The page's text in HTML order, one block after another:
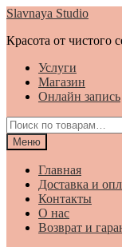
Перейти
навигации
Перейти
содержимому
Slavnaya Studio
Красота от чистого
Услуги
Магазин
Онлайн запись
Искать:
Меню
Главная
Доставка и
Контакты
О нас
Возврат и